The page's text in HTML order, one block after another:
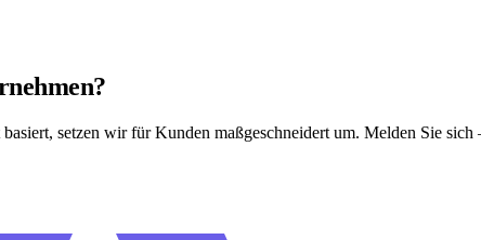
setzen wir für Kunden maßgeschneidert um. Melden Sie